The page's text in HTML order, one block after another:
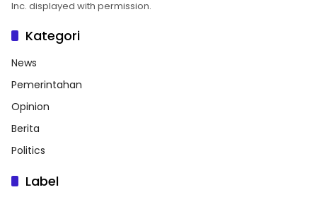
Inc. displayed with permission.
Kategori
News
Pemerintahan
Opinion
Berita
Politics
Label